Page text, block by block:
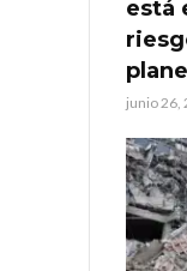
está
junio 26,